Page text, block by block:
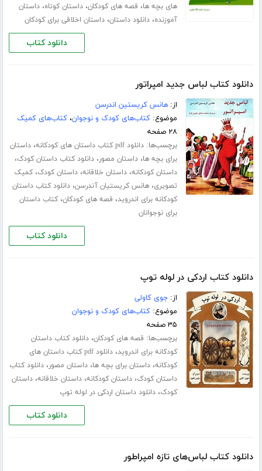
های بچه ها، قصه های کودکان،داستان کوتاه،داستان
آموزنده،دانلود داستان،داستان اخلاقی برای کودکان
دانلود کتاب
دانلود کتاب لباس جدید امپراتور
از:هانس کریستین اندرسن
موضوع:کتاب‌های کودک و نوجوان،کتاب‌های کمیک
۲۸ صفحه
برچسب‌ها:دانلود pdf کتاب داستان های کودکانه ،داستان
برای بچه ها،داستان مصور،دانلود کتاب داستان کودک،
داستان کودکانه،داستان خلاقانه،داستان کودک،کمیک
تصویری،هانس کریستیان آندرسن،دانلود کتاب داستان
کودکانه برای اندروید، قصه های کودکان،کتاب داستان
برای نوجوانان
دانلود کتاب
دانلود کتاب اردکی در لوله توپ
از:جوی کاولی
موضوع:کتاب‌های کودک و نوجوان
۳۵ صفحه
برچسب‌ها: قصه های کودکان،دانلود کتاب داستان
کودکانه برای اندروید،
دانلود pdf کتاب داستان های
کودکانه،داستان برای بچه ها،داستان مصور،دانلود کتاب
داستان کودک،داستان کودکانه،داستان خلاقانه،داستان
کودک،دانلود داستان اردکی در لوله توپ
دانلود کتاب
دانلود کتاب لباس‌های تازه امپراطور